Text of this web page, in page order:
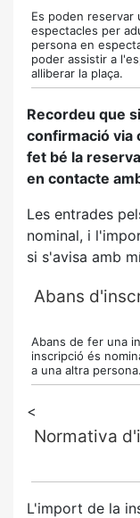
Es poden reservar
espectacles per
persona en
poder assistir a
alliberar la plaça.
Recordeu que
confirmació via
fet bé la
en contacte
Les entrades
nominal, i
si s'avisa amb
Abans
Abans de fer una
inscripció és
a una altra persona.
<
Normativa
L'import de la